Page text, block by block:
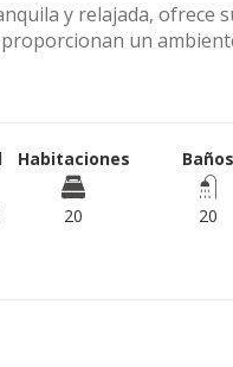
y relajada, ofrece
un
Habitaciones
20
Baños
20